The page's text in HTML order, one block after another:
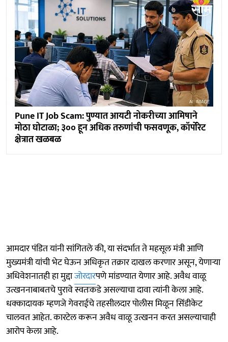
Pune IT Job Scam: पुण्यात आयटी नोकरीच्या आमिषाने
मोठा घोटाळा; ३०० हून अधिक तरुणांची फसवणूक, कॉर्पोरेट
क्षेत्रात खळबळ
आमदार पंडित यांनी सांगितले की, या संदर्भात ते महसूल मंत्री आणि
मुख्यमंत्री यांची भेट घेऊन अधिकृत तक्रार दाखल करणार असून, येणाऱ्या
अधिवेशनातही हा मुद्दाजोरदारपणे मांडण्यात येणार आहे. अवैध वाळू
उत्खननाबाबतचे पुरावे स्वतःकडे असल्याचा दावा त्यांनी केला आहे.
धक्कादायक म्हणजे गेवराईचे तहसीलदार पोलीस मिळून सिंडीकेट
चालवत आहेत. कारटेल करून अवैध वाळू उत्खनन करत असल्याचाही
आरोप केला आहे.